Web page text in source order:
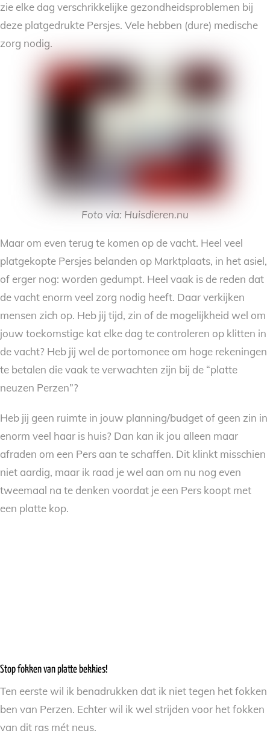
zie elke dag verschrikkelijke gezondheidsproblemen bij
deze platgedrukte Persjes. Vele hebben (dure) medische
zorg nodig.
Foto via: Huisdieren.nu
Maar om even terug te komen op de vacht. Heel veel
platgekopte Persjes belanden op Marktplaats, in het asiel,
of erger nog: worden gedumpt. Heel vaak is de reden dat
de vacht enorm veel zorg nodig heeft. Daar verkijken
mensen zich op. Heb jij tijd, zin of de mogelijkheid wel om
jouw toekomstige kat elke dag te controleren op klitten in
de vacht? Heb jij wel de portomonee om hoge rekeningen
te betalen die vaak te verwachten zijn bij de “platte
neuzen Perzen”?
Heb jij geen ruimte in jouw planning/budget of geen zin in
enorm veel haar is huis? Dan kan ik jou alleen maar
afraden om een Pers aan te schaffen. Dit klinkt misschien
niet aardig, maar ik raad je wel aan om nu nog even
tweemaal na te denken voordat je een Pers koopt met
een platte kop.
Stop fokken van platte bekkies!
Ten eerste wil ik benadrukken dat ik niet tegen het fokken
ben van Perzen. Echter wil ik wel strijden voor het fokken
van dit ras mét neus.